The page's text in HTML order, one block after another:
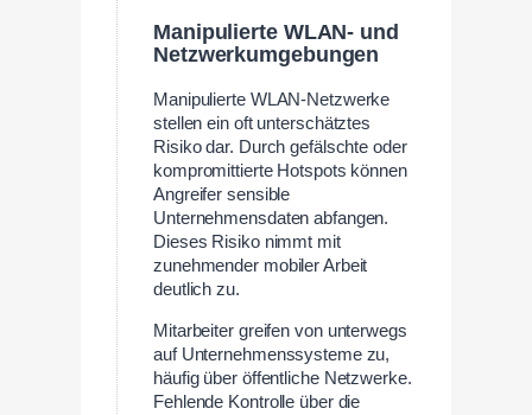
Manipulierte WLAN- und
Netzwerkumgebungen
Manipulierte WLAN-Netzwerke
stellen ein oft unterschätztes
Risiko dar. Durch gefälschte oder
kompromittierte Hotspots können
Angreifer sensible
Unternehmensdaten abfangen.
Dieses Risiko nimmt mit
zunehmender mobiler Arbeit
deutlich zu.
Mitarbeiter greifen von unterwegs
auf Unternehmenssysteme zu,
häufig über öffentliche Netzwerke.
Fehlende Kontrolle über die